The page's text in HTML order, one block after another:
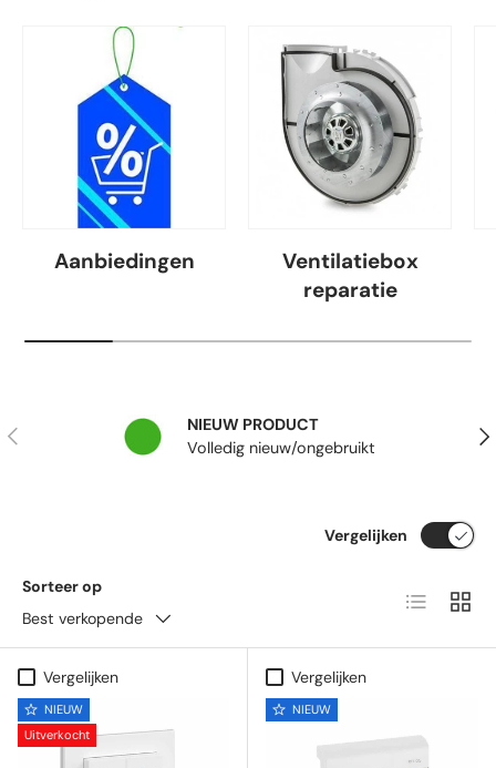
Aanbiedingen
Ventilatiebox
reparatie
Vorige
NIEUW PRODUCT
Volledig nieuw/ongebruikt
Sorteer op
Best verkopende
Vergelijken
Lijst
Vergelijken
NIEUW
Uitverkocht
Vergelijken
NIEUW